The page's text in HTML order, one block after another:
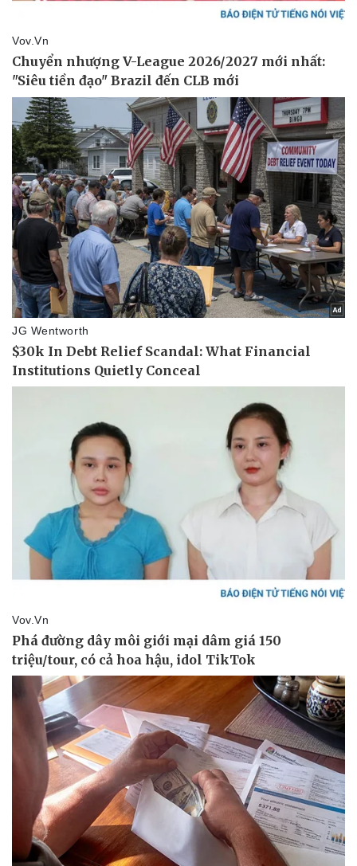
Vụ án
Tin nóng
Tư vấn luật
Vũ khí
Việt Nam
Phân tích